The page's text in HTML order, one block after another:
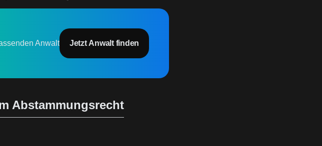
Anwalt Jetzt Anwalt finden
Abstammungsrecht